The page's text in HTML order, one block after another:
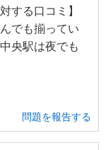
する口コミ】
でも揃ってい
央駅は夜でも
問題を報告する